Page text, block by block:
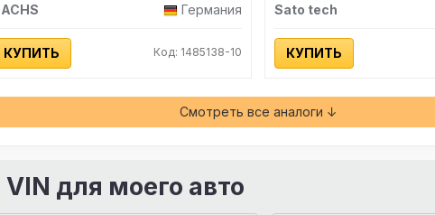
Германия
КУПИТЬ Код: 1485138-10
Sato tech
КУПИТЬ
Смотреть все аналоги ↓
для моего авто